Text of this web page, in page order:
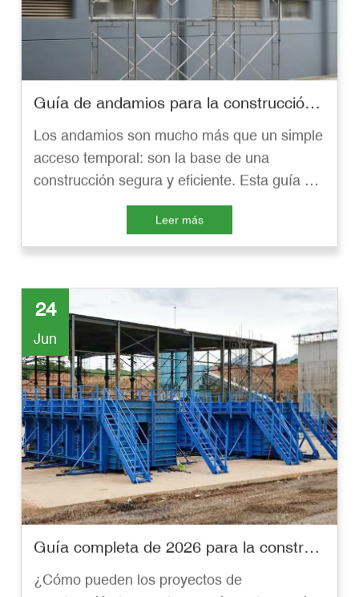
Guía de andamios para la construcción 2026: tipos, selección y seguridad
Los andamios son mucho más que un simple
acceso temporal: son la base de una
construcción segura y eficiente. Esta guía de
2026 abarca los tipos de andamios
(Ringlock, de marco en H, suspendidos,
móviles), sus componentes principales, la
las prácticas de seguridad y la selección de
proveedores. GETO ofrece soluciones de
andamiaje de alta calidad.
Leer más
Guía completa de 2026 para la construcción con PPVC: El futuro de la construcción inteligente, ecológica y de alta eficiencia.
¿Cómo pueden los proyectos de
24
Jun